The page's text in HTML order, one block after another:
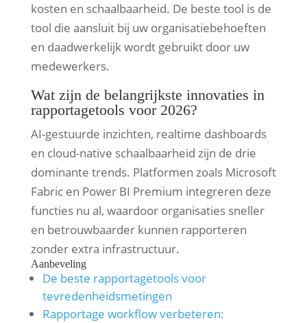
kosten en schaalbaarheid. De beste tool is de
tool die aansluit bij uw organisatiebehoeften
en daadwerkelijk wordt gebruikt door uw
medewerkers.
Wat zijn de belangrijkste innovaties in
rapportagetools voor 2026?
AI-gestuurde inzichten, realtime dashboards
en cloud-native schaalbaarheid zijn de drie
dominante trends. Platformen zoals Microsoft
Fabric en Power BI Premium integreren deze
functies nu al, waardoor organisaties sneller
en betrouwbaarder kunnen rapporteren
zonder extra infrastructuur.
Aanbeveling
De beste rapportagetools voor
tevredenheidsmetingen
Rapportage workflow verbeteren: